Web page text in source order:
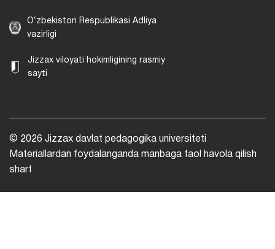
O‘zbekiston Respublikasi Adliya
vazirligi
Jizzax viloyati hokimligining rasmiy
sayti
© 2026 Jizzax davlat pedagogika universiteti
Materiallardan foydalanganda manbaga faol havola qilish
shart